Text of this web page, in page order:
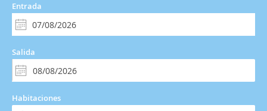
Entrada
Salida
Habitaciones